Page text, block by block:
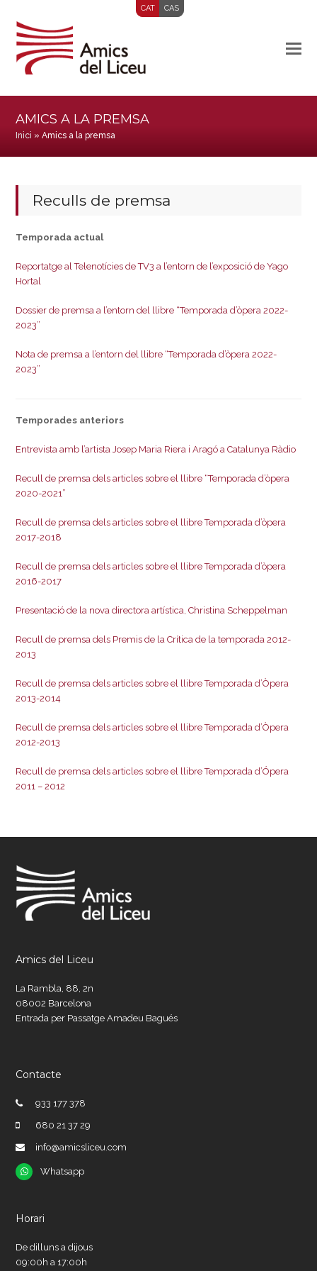
CAT CAS
AMICS A LA PREMSA
Inici »Amics a la premsa
Reculls de premsa
Temporada actual
Reportatge al Telenotícies de TV3 a l’entorn de l’exposició de Yago
Hortal
Dossier de premsa a l’entorn del llibre “Temporada d’òpera 2022-
2023”
Nota de premsa a l’entorn del llibre “Temporada d’òpera 2022-
2023”
Temporades anteriors
Entrevista amb l’artista Josep Maria Riera i Aragó a Catalunya Ràdio
Recull de premsa dels articles sobre el llibre “Temporada d’òpera
2020-2021”
Recull de premsa dels articles sobre el llibre Temporada d’òpera
2017-2018
Recull de premsa dels articles sobre el llibre Temporada d’òpera
2016-2017
Presentació de la nova directora artística, Christina Scheppelman
Recull de premsa dels Premis de la Crítica de la temporada 2012-
2013
Recull de premsa dels articles sobre el llibre Temporada d’Òpera
2013-2014
Recull de premsa dels articles sobre el llibre Temporada d’Òpera
2012-2013
Recull de premsa dels articles sobre el llibre Temporada d’Ópera
2011 – 2012
Amics del Liceu
La Rambla, 88, 2n
08002 Barcelona
Entrada per Passatge Amadeu Bagués
Contacte
933 177 378
680 21 37 29
info@amicsliceu.com
Whatsapp
Whatsapp
Horari
De dilluns a dijous
09:00h a 17:00h